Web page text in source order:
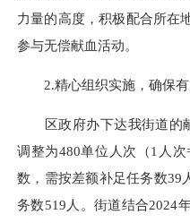
力量的高度，积极配合所在
参与无偿献血活动。
2.精心组织实施，确保有
区政府办下达我街道的
调整为480单位人次（1人
数，需按差额补足任务数39
务数519人。街道结合2024